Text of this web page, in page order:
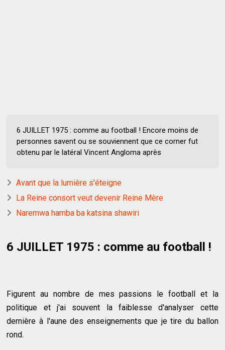
6 JUILLET 1975 : comme au football ! Encore moins de
personnes savent ou se souviennent que ce corner fut
obtenu par le latéral Vincent Angloma après
Avant que la lumière s'éteigne
La Reine consort veut devenir Reine Mère
Naremwa hamba ba katsina shawiri
6 JUILLET 1975 : comme au football !
Figurent au nombre de mes passions le football et la
politique et j'ai souvent la faiblesse d'analyser cette
dernière à l'aune des enseignements que je tire du ballon
rond.